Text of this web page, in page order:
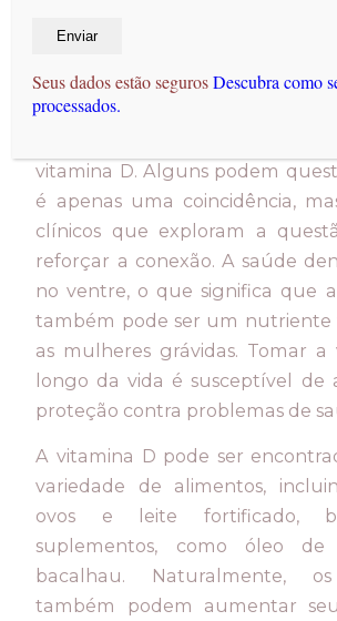
dentição são mais prováveis de
Aumentos na cárie dentária
vitamina D. Alguns podem
é apenas uma coincidência,
clínicos que exploram a
reforçar a conexão. A saúde
no ventre, o que significa que
também pode ser um nutriente
as mulheres grávidas. Tomar a
longo da vida é susceptível de
proteção contra problemas de
A vitamina D pode ser
variedade de alimentos,
ovos e leite fortificado,
suplementos, como óleo
bacalhau. Naturalmente,
também podem aumentar
Seus dados estão segurosDescubra como
processados.